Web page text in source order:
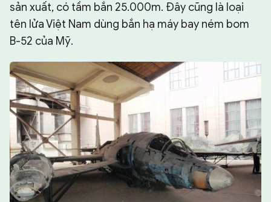
sản xuất, có tầm bắn 25.000m. Đây cũng là loại
tên lửa Việt Nam dùng bắn hạ máy bay ném bom
B-52 của Mỹ.